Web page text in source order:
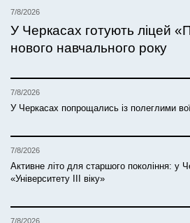
7/8/2026
У Черкасах готують ліцей
нового навчального року
7/8/2026
У Черкасах попрощались із полеглими
7/8/2026
Активне літо для старшого покоління: у
«Університету ІІІ віку»
7/8/2026